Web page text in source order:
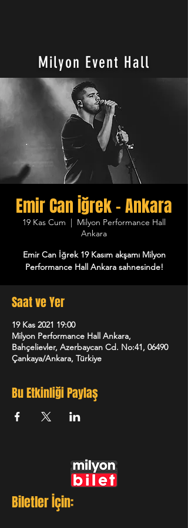
Milyon Event Hall
Emir Can İğrek - Ankara
19 Kas Cum
  |
Milyon Performance Hall
Ankara
Emir Can İğrek 19 Kasım akşamı Milyon
Performance Hall Ankara sahnesinde!
Saat ve Yer
19 Kas 2021 19:00
Milyon Performance Hall Ankara,
Bahçelievler, Azerbaycan Cd. No:41, 06490
Çankaya/Ankara, Türkiye
Bu Etkinliği Paylaş
Biletler İçin: